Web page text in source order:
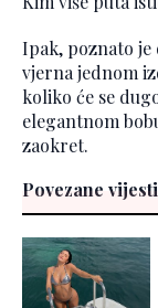
Ipak, poznato
vjerna jednom
koliko će se
elegantnom
zaokret.
Povezane vijesti